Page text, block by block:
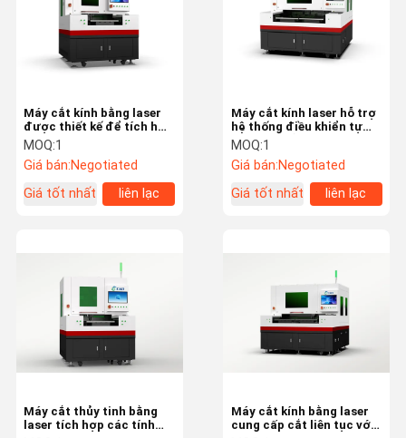
Máy cắt kính laser hỗ trợ
hệ thống điều khiển tự
động để cải thiện quy
trình làm việc và giảm sự
can thiệp thủ công
MOQ:1
Giá bán:Negotiated
Giá tốt nhất
liên lạc
Máy cắt kính bằng laser
được thiết kế để tích hợp
liền mạch vào dây chuyền
sản xuất hiện có, nâng
cao hiệu quả quy trình
MOQ:1
Giá bán:Negotiated
Giá tốt nhất
liên lạc
Máy cắt kính bằng laser
cung cấp cắt liên tục với
Máy cắt thủy tinh bằng
laser tích hợp các tính